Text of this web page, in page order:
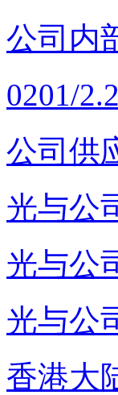
公司内
0201/
公司供
光与公
光与公
光与公
香港大